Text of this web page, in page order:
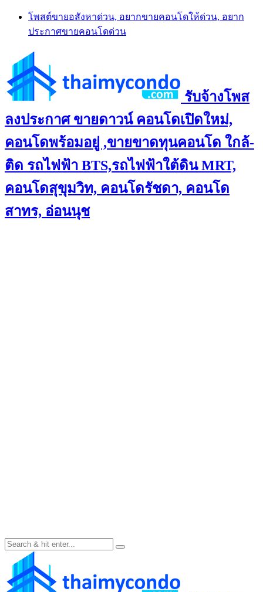
Skip
content
โพสต์ขายอสังหาด่วน, อยากขายคอนโดให้ด่วน, อยาก
ประกาศขายคอนโดด่วน
รับจ้างโพส
ลงประกาศ ขายดาวน์ คอนโดเปิดใหม่,
คอนโดพร้อมอยู่ ,ขายขาดทุนคอนโด ใกล้-
ติด รถไฟฟ้า BTS,รถไฟฟ้าใต้ดิน MRT,
คอนโดสุขุมวิท, คอนโดรัชดา, คอนโด
สาทร, อ่อนนุช